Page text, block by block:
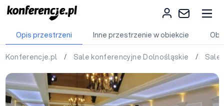
Opis przestrzeni Inne przestrzenie w obiekcie
Konferencje.pl / Sale konferencyjne Dolnośląskie / Sale